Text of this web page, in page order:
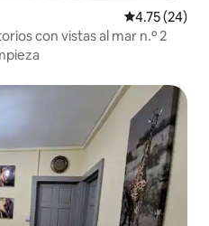
Calificación
4.75 (24)
con vistas al mar n.º 2